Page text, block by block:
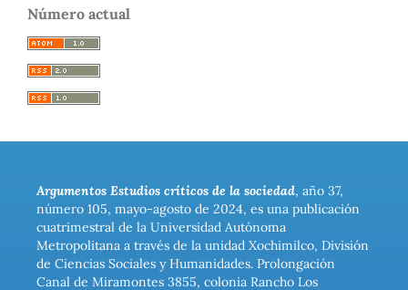
Número actual
Argumentos Estudios críticos de la sociedad, año 37,
número 105, mayo-agosto de 2024, es una publicación
cuatrimestral de la Universidad Autónoma
Metropolitana a través de la unidad Xochimilco, División
de Ciencias Sociales y Humanidades. Prolongación
Canal de Miramontes 3855, colonia Rancho Los